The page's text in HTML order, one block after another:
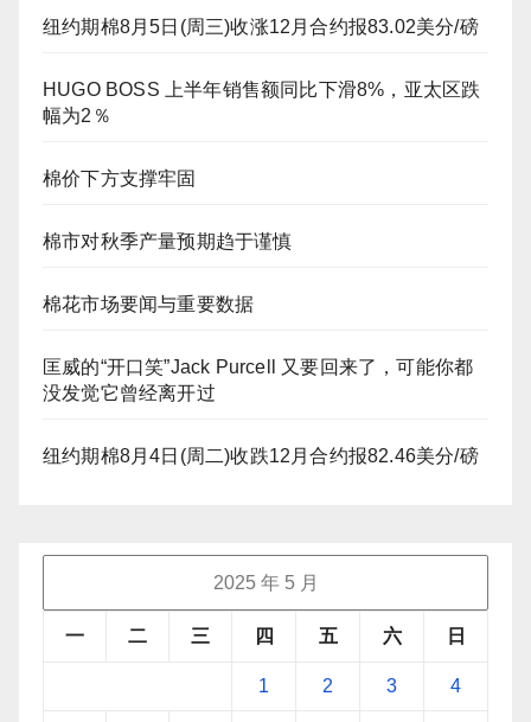
纽约期棉8月5日(周三)收涨12月合约报83.02美分/磅
HUGO BOSS 上半年销售额同比下滑8%，亚太区跌
幅为2％
棉价下方支撑牢固
棉市对秋季产量预期趋于谨慎
棉花市场要闻与重要数据
匡威的“开口笑”Jack Purcell 又要回来了，可能你都
没发觉它曾经离开过
纽约期棉8月4日(周二)收跌12月合约报82.46美分/磅
2025 年 5 月
一 二 三 四 五 六 日
1 2 3 4